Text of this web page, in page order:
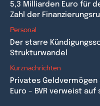
5,3 Milliarden Euro für
Zahl der
Personal
Der starre
Strukturwandel
Kurznachrichten
Privates
Euro – BVR verweist